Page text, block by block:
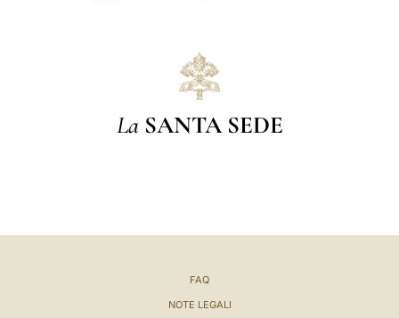
La SANTA SEDE
FAQ
NOTE LEGALI